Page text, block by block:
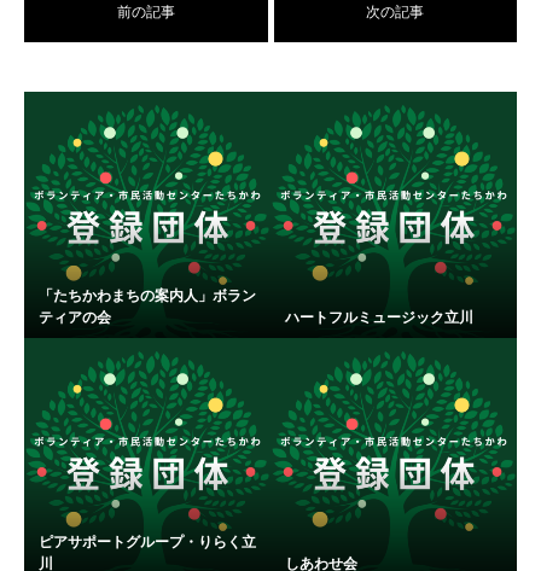
前の記事 次の記事
「たちかわまちの案内人」ボラン
ティアの会
ハートフルミュージック立川
ピアサポートグループ・りらく立
川
しあわせ会